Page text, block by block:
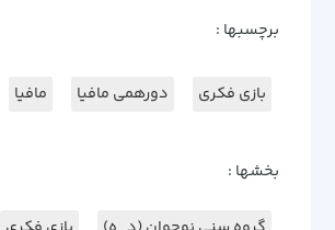
برچسبها :
بازی فکری دورهمی مافیا مافیا
بخشها :